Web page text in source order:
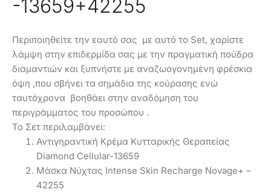
-13659+42255
Περιποιηθείτε την εαυτό σας με αυτό το Set, χαρίστε
λάμψη στην επιδερμίδα σας με την πραγματική πούδρα
διαμαντιών και ξυπνήστε με αναζωογονημένη φρέσκια
όψη ,που σβήνει τα σημάδια της κούρασης ενώ
ταυτόχρονα βοηθάει στην αναδόμηση του
περιγράμματος του προσώπου .
To Σετ περιλαμβάνει:
Αντιγηραντική Κρέμα Κυτταρικής Θεραπείας
Diamond Cellular-13659
Mάσκα Νύχτας Intense Skin Recharge Novage+ –
42255